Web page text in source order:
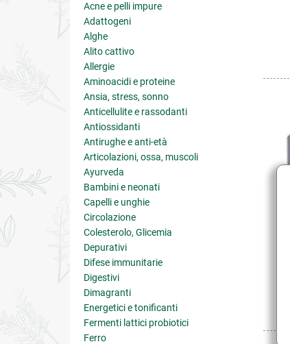
Acne e pelli impure
Adattogeni
Alghe
Alito cattivo
Allergie
Aminoacidi e proteine
Ansia, stress, sonno
Anticellulite e rassodanti
Antiossidanti
Antirughe e anti-età
Articolazioni, ossa, muscoli
Ayurveda
Bambini e neonati
Capelli e unghie
Circolazione
Colesterolo, Glicemia
Depurativi
Difese immunitarie
Digestivi
Dimagranti
Energetici e tonificanti
Fermenti lattici probiotici
Ferro